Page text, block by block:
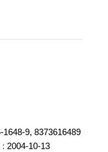
1648-9, 8373616489
: 2004-10-13